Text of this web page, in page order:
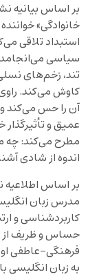
بر اساس بیانیه
خانوادگی»
استبداد تلاقی
سیاسی می‌انجامد.
تند، زخم‌های
کاوش می‌کند.
آن را حس می‌کند و
عمیق و
مطرح می‌کند: چه
اندوه از شادی
بر اساس اطلاعیه
مدرس زبان
کاربردشناسی و
حساس و ظریف از
فرهنگی-عاطفی او
به زبان انگلیسی